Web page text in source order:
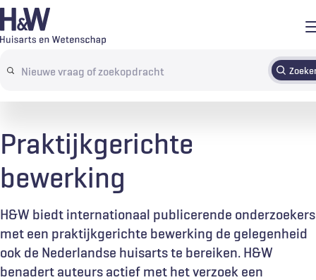
Overslaan
en
de Search
terms
AbonnerenTijdschrift
Praktijkgerichte
bewerking
H&W biedt internationaal publicerende onderzoekers
met een praktijkgerichte bewerking de gelegenheid
ook de Nederlandse huisarts te bereiken. H&W
benadert auteurs actief met het verzoek een